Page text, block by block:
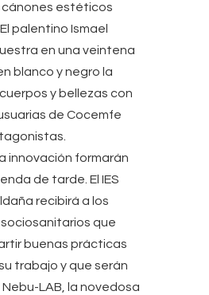
cánones estéticos
palentino Ismael
en una veintena
blanco y negro la
y bellezas con
de Cocemfe
innovación formarán
de tarde. El IES
recibirá a los
que
buenas prácticas
trabajo y que serán
LAB, la novedosa